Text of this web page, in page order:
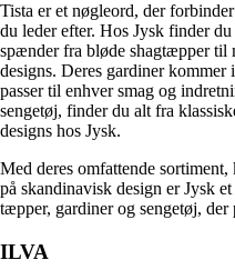
Tista er et nøgleord, der
du leder efter. Hos Jysk finder
spænder fra bløde shagtæpper til
designs. Deres gardiner
passer til enhver smag og
sengetøj, finder du alt fra
designs hos Jysk.
Med deres omfattende
på skandinavisk design er Jysk
tæpper, gardiner og sengetøj,
ILVA